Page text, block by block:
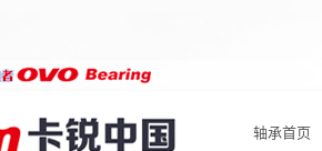
轴承首页